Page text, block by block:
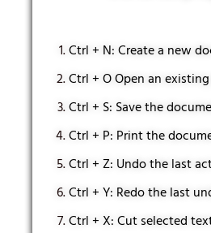
Ctrl + N: Create a new
Ctrl + O Open an
Ctrl + S: Save the
Ctrl + P: Print the
Ctrl + Z: Undo the last
Ctrl + Y: Redo the last
Ctrl + X: Cut selected